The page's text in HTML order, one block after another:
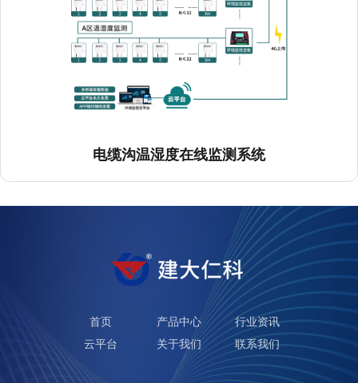
版权所有©️ 山东仁科测控技术有限公司鲁ICP备15003045